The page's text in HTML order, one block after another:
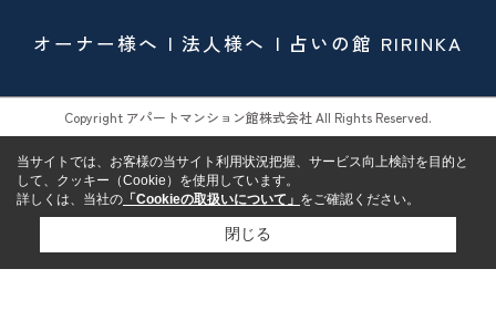
オーナー様へ 法人様へ 占いの館 RIRINKA
Copyright アパートマンション館株式会社 All Rights Reserved.
当サイトでは、お客様の当サイト利用状況把握、サービス向上検討を目的と
して、クッキー（Cookie）を使用しています。
詳しくは、当社の 「Cookieの取扱いについて」 をご確認ください。
閉じる